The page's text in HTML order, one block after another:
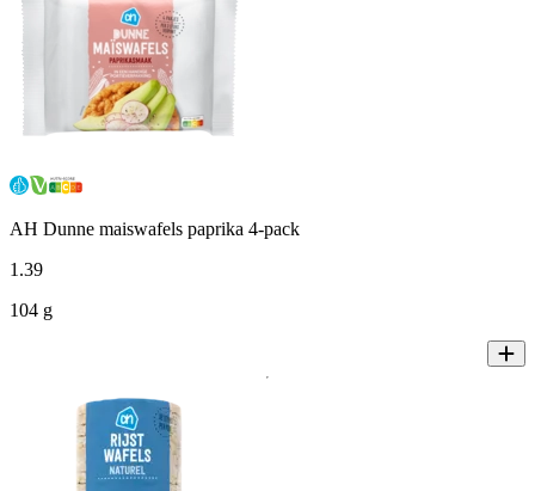
AH Dunne maiswafels paprika 4-pack
1 .39
104 g